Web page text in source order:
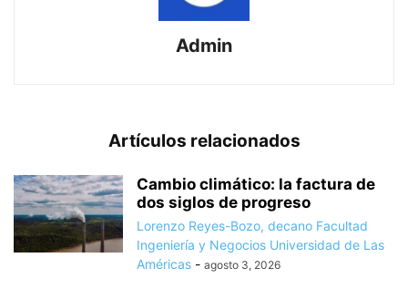
Admin
Artículos relacionados
Cambio climático: la factura de
dos siglos de progreso
Lorenzo Reyes-Bozo, decano Facultad
Ingeniería y Negocios Universidad de Las
Américas - agosto 3, 2026